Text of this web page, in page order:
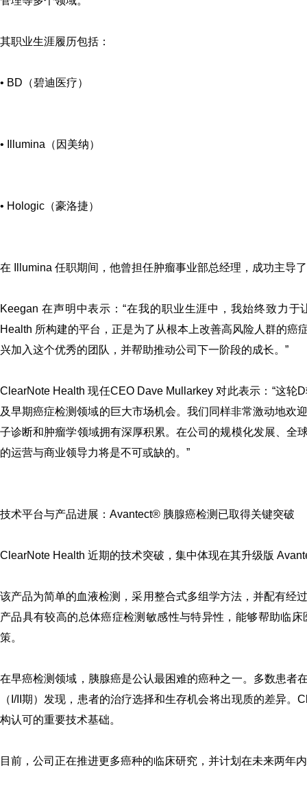
其职业生涯履历包括：
• BD（碧迪医疗）
• Illumina（因美纳）
• Hologic（豪洛捷）
在 Illumina 任职期间，他曾担任肿瘤事业部总经理，成功主导
Keegan 在声明中表示：“在我的职业生涯中，我始终致力
Health 所构建的平台，正是为了从根本上改善高风险人群的
兴加入这个优秀的团队，并帮助推动公司下一阶段的成长。”
ClearNote Health 现任CEO Dave Mullarkey 对此表示： “这轮
及早期癌症检测领域的巨大市场机会。我们同样非常激动地欢
子诊断和肿瘤学领域拥有深厚积累。在公司的规模化发展、全
的运营与商业领导力将是不可或缺的。”
技术平台与产品进展：Avantect® 胰腺癌检测 已取得关键突破
ClearNote Health 近期的技术突破，集中体现在其升级版
该产品为简单的血液检测，采用整合式多组学方法，并配有经
产品具有较高的总体癌症检测敏感性与特异性，能够帮助临
策。
在早癌检测领域，胰腺癌是公认最困难的癌种之一。多数患者
（I/II期）发现，患者的治疗选择和生存机会将出现质的差异
构认可的重要技术基础。
目前，公司正在推进更多癌种的临床研究，并计划在未来两年